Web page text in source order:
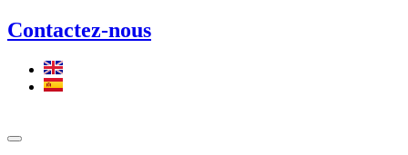
Contactez-nous